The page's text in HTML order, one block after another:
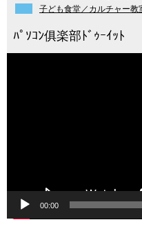
子ども食堂／カルチャー
00:00